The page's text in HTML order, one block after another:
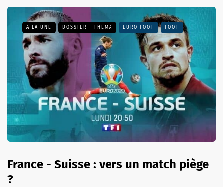
A LA UNE DOSSIER - THEMA EURO FOOT FOOT
France - Suisse : vers un match piège
?